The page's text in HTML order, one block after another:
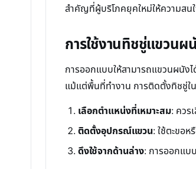
สำคัญที่ผู้บริโภคยุคใหม่ให้ความสน
การใช้งานทิชชู่แขวนผ
การออกแบบให้สามารถแขวนผนัง
แม้แต่พื้นที่ทำงาน การติดตั้งทิชชู่ใ
เลือกตำแหน่งที่เหมาะสม: ควร
ติดตั้งอุปกรณ์แขวน: ใช้ตะขอ
ดึงใช้จากด้านล่าง: การออกแบ